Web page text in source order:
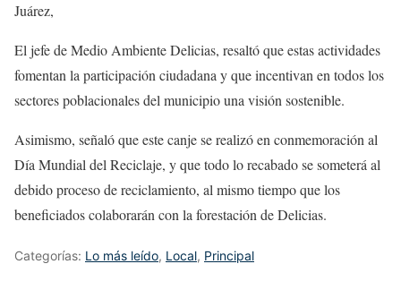
Juárez,
El jefe de Medio Ambiente Delicias, resaltó que estas actividades
fomentan la participación ciudadana y que incentivan en todos los
sectores poblacionales del municipio una visión sostenible.
Asimismo, señaló que este canje se realizó en conmemoración al
Día Mundial del Reciclaje, y que todo lo recabado se someterá al
debido proceso de reciclamiento, al mismo tiempo que los
beneficiados colaborarán con la forestación de Delicias.
Categorías: Lo más leído, Local, Principal